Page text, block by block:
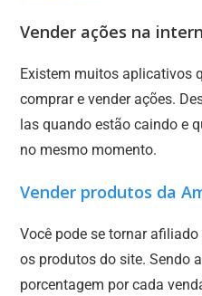
Vender ações na
Existem muitos aplicativos
comprar e vender ações.
las quando estão caindo e
no mesmo momento.
Vender produtos da
Você pode se tornar
os produtos do site. Sendo
porcentagem por cada